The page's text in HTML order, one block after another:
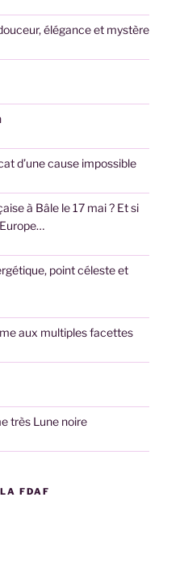
élégance et mystère
d’une cause impossible
à Bâle le 17 mai ? Et si
point céleste et
aux multiples facettes
très Lune noire
FDAF